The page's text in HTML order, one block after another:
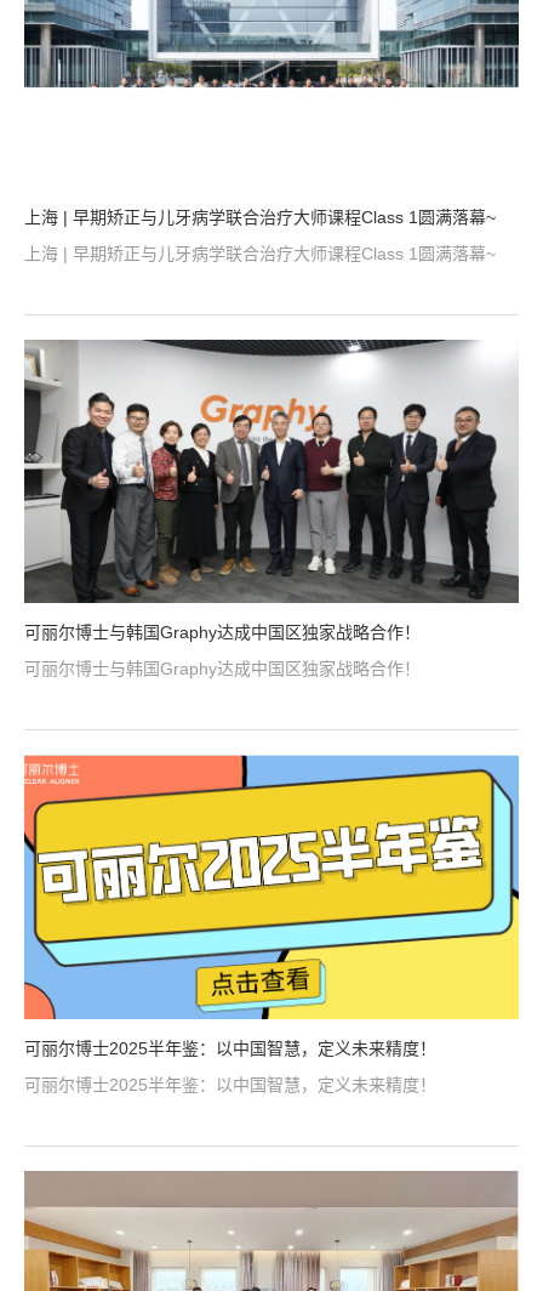
上海 | 早期矫正与儿牙病学联合治疗大师课程Class 1圆满落幕~
上海 | 早期矫正与儿牙病学联合治疗大师课程Class 1圆满落幕~
可丽尔博士与韩国Graphy达成中国区独家战略合作！
可丽尔博士与韩国Graphy达成中国区独家战略合作！
可丽尔博士2025半年鉴：以中国智慧，定义未来精度！
可丽尔博士2025半年鉴：以中国智慧，定义未来精度！